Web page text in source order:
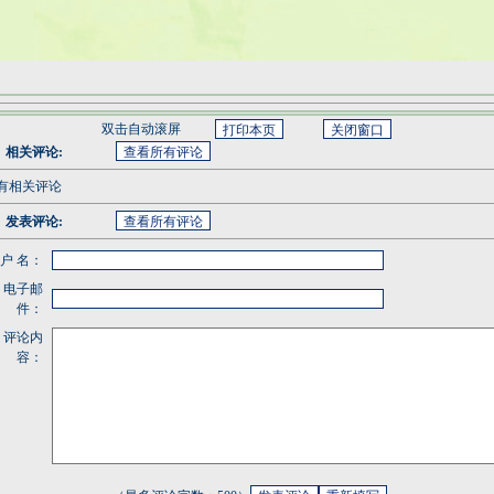
双击自动滚屏
相关评论:
相关评论
发表评论:
名：
电子邮
件：
评论内
容：